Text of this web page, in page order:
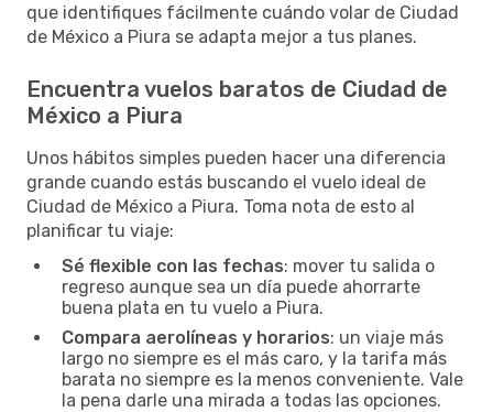
que identifiques fácilmente cuándo volar de Ciudad
de México a Piura se adapta mejor a tus planes.
Encuentra vuelos baratos de Ciudad de
México a Piura
Unos hábitos simples pueden hacer una diferencia
grande cuando estás buscando el vuelo ideal de
Ciudad de México a Piura. Toma nota de esto al
planificar tu viaje:
Sé flexible con las fechas: mover tu salida o
regreso aunque sea un día puede ahorrarte
buena plata en tu vuelo a Piura.
Compara aerolíneas y horarios: un viaje más
largo no siempre es el más caro, y la tarifa más
barata no siempre es la menos conveniente. Vale
la pena darle una mirada a todas las opciones.